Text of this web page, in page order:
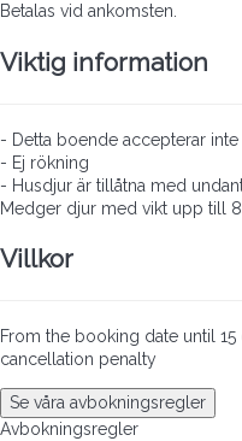
Betalas vid ankomsten.
Viktig information
- Detta boende accepterar
- Ej rökning
- Husdjur är tillåtna med
Medger djur med vikt upp till
Villkor
From the booking date until
cancellation penalty
Se våra avbokningsregler
Avbokningsregler